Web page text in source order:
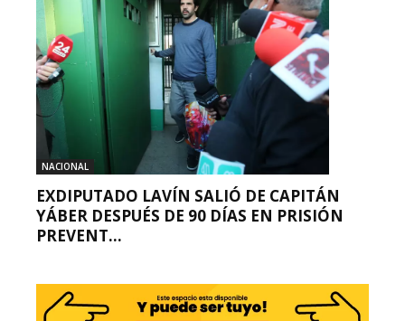
NACIONAL
EXDIPUTADO LAVÍN SALIÓ DE CAPITÁN
YÁBER DESPUÉS DE 90 DÍAS EN PRISIÓN
PREVENT...